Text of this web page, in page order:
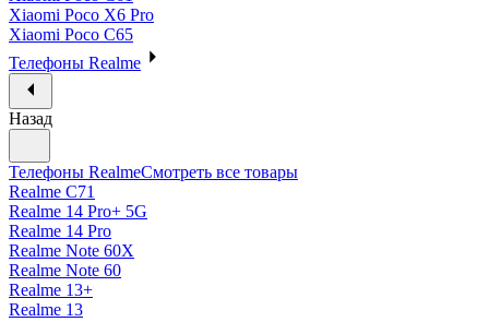
Xiaomi Poco X6 Pro
Xiaomi Poco C65
Телефоны Realme
Назад
Телефоны RealmeСмотреть все товары
Realme C71
Realme 14 Pro+ 5G
Realme 14 Pro
Realme Note 60X
Realme Note 60
Realme 13+
Realme 13